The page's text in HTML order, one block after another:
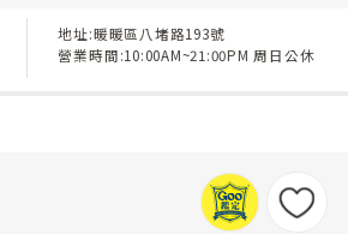
地址:暖暖區八堵路193號
營業時間:10:00AM~21:00PM 周日公休